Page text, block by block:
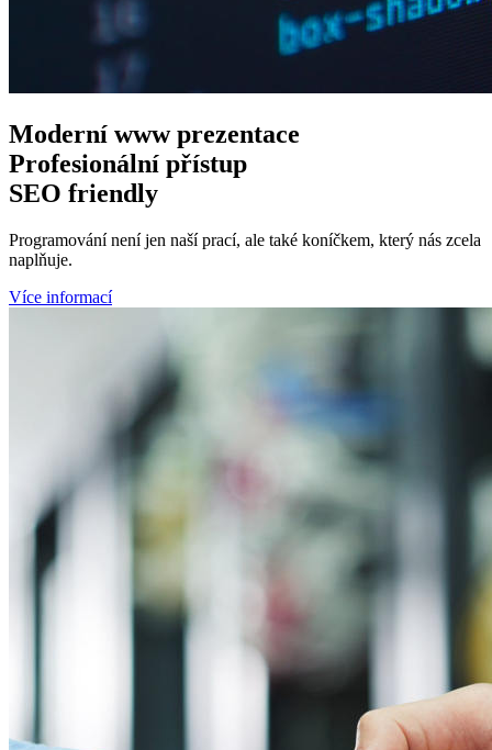
Moderní wwwprezentace
Profesionální přístup
SEO friendly
Programování není jen naší prací, ale také koníčkem, který nás zcela
naplňuje.
Více informací